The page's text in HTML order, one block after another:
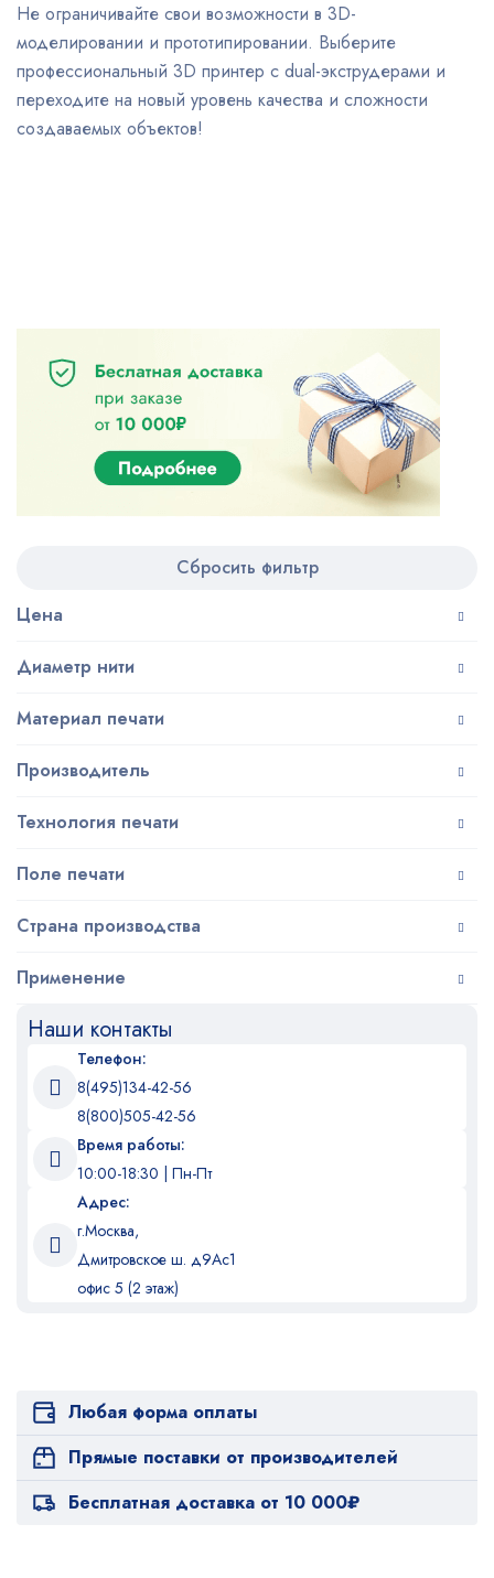
Сбросить фильтр
Цена
Диаметр нити
Материал печати
Производитель
Технология печати
Поле печати
Страна производства
Применение
Наши контакты
Телефон:
8(495)134-42-56
8(800)505-42-56
Время работы:
10:00-18:30 | Пн-Пт
Адрес:
г.Москва,
Дмитровское ш. д9Ас1
офис 5 (2 этаж)
Не ограничивайте свои возможности в 3D-
моделировании и прототипировании. Выберите
профессиональный 3D принтер с dual-экструдерами и
переходите на новый уровень качества и сложности
создаваемых объектов!
Любая форма оплаты
Прямые поставки от производителей
Бесплатная доставка от 10 000₽